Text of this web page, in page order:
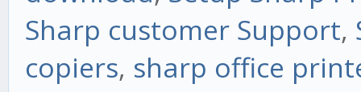
Sharp customer Support,
copiers, sharp office